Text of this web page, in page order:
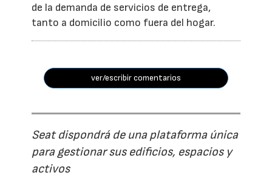
de la demanda de servicios de entrega,
tanto a domicilio como fuera del hogar.
ver/escribir comentarios
Seat dispondrá de una plataforma única
para gestionar sus edificios, espacios y
activos